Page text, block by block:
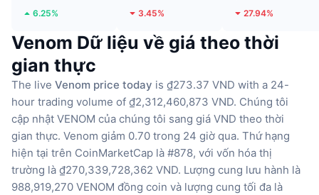
6.25% 3.45% 27.94%
Venom Dữ liệu về giá theo thời
gian thực
The live Venom price today is ₫273.37 VND with a 24-
hour trading volume of ₫2,312,460,873 VND. Chúng tôi
cập nhật VENOM của chúng tôi sang giá VND theo thời
gian thực. Venom giảm 0.70 trong 24 giờ qua. Thứ hạng
hiện tại trên CoinMarketCap là #878, với vốn hóa thị
trường là ₫270,339,728,362 VND. Lượng cung lưu hành là
988,919,270 VENOM đồng coin và lượng cung tối đa là